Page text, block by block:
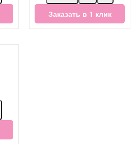
Заказать в 1 клик